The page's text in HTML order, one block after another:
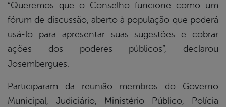
“Queremos que o Conselho funcione como um
fórum de discussão, aberto à população que poderá
usá-lo para apresentar suas sugestões e cobrar
ações dos poderes públicos”, declarou
Josembergues.
Participaram da reunião membros do Governo
Municipal, Judiciário, Ministério Público, Polícia